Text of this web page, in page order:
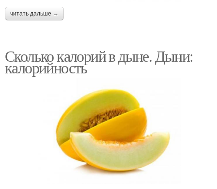
читать дальше →
Сколько калорий в дыне. Дыни:
калорийность